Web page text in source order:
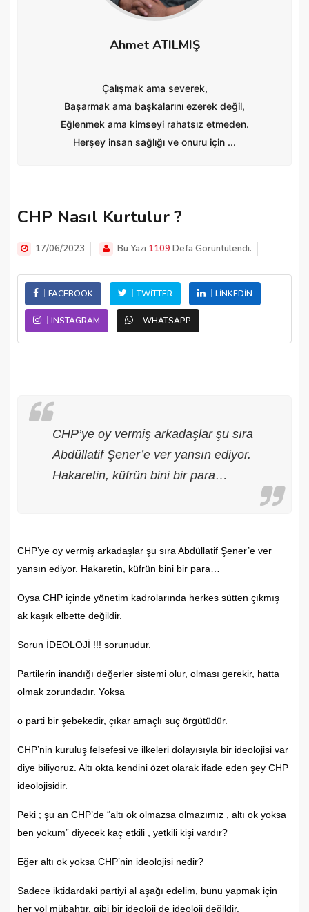
Ahmet ATILMIŞ
Çalışmak ama severek,
Başarmak ama başkalarını ezerek değil,
Eğlenmek ama kimseyi rahatsız etmeden.
Herşey insan sağlığı ve onuru için ...
CHP Nasıl Kurtulur ?
17/06/2023 Bu Yazı 1109 Defa Görüntülendi.
FACEBOOK TWITTER LINKEDIN
INSTAGRAM WHATSAPP
CHP’ye oy vermiş arkadaşlar şu sıra
Abdüllatif Şener’e ver yansın ediyor.
Hakaretin, küfrün bini bir para…
CHP’ye oy vermiş arkadaşlar şu sıra Abdüllatif Şener’e ver
yansın ediyor. Hakaretin, küfrün bini bir para…
Oysa CHP içinde yönetim kadrolarında herkes sütten çıkmış
ak kaşık elbette değildir.
Sorun İDEOLOJİ !!! sorunudur.
Partilerin inandığı değerler sistemi olur, olması gerekir, hatta
olmak zorundadır. Yoksa
o parti bir şebekedir, çıkar amaçlı suç örgütüdür.
CHP’nin kuruluş felsefesi ve ilkeleri dolayısıyla bir ideolojisi var
diye biliyoruz. Altı okta kendini özet olarak ifade eden şey CHP
ideolojisidir.
Peki ; şu an CHP’de “altı ok olmazsa olmazımız , altı ok yoksa
ben yokum” diyecek kaç etkili , yetkili kişi vardır?
Eğer altı ok yoksa CHP’nin ideolojisi nedir?
Sadece iktidardaki partiyi al aşağı edelim, bunu yapmak için
her yol mübahtır, gibi bir ideoloji de ideoloji değildir.